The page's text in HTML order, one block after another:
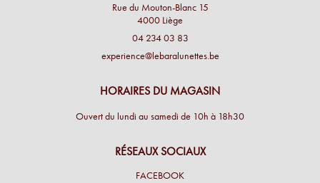
Rue du Mouton-Blanc 15
4000 Liège
04 234 03 83
experience@lebaralunettes.be
HORAIRES DU MAGASIN
Ouvert du lundi au samedi de 10h à 18h30
RÉSEAUX SOCIAUX
FACEBOOK